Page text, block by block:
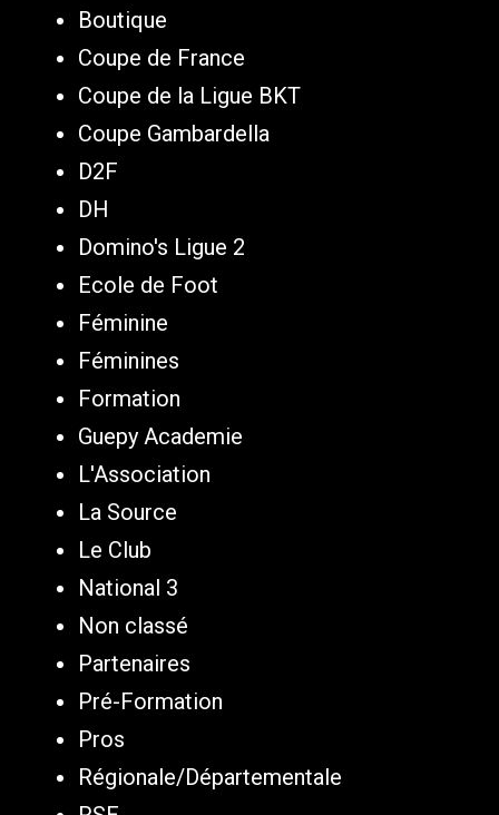
Boutique
Coupe de France
Coupe de la Ligue BKT
Coupe Gambardella
D2F
DH
Domino's Ligue 2
Ecole de Foot
Féminine
Féminines
Formation
Guepy Academie
L'Association
La Source
Le Club
National 3
Non classé
Partenaires
Pré-Formation
Pros
Régionale/Départementale